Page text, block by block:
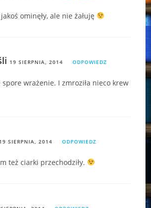
ominęły, ale nie żałuję
19 SIERPNIA, 2014 ODPOWIEDZ
spore wrażenie. I zmroziła nieco krew
19 SIERPNIA, 2014 ODPOWIEDZ
też ciarki przechodziły.